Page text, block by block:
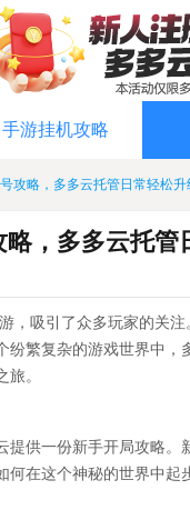
手游挂机攻略
攻略，多多云托管日常轻松升
，多多云托管
，吸引了众多玩家的关
纷繁复杂的游戏世界中
。
提供一份新手开局攻略。
在这个神秘的世界中起